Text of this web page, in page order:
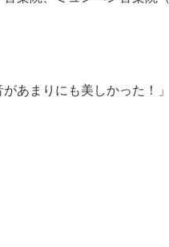
あまりにも美しかった！」